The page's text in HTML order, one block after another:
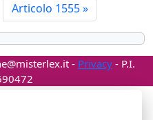
Articolo 1555»
- Privacy - P.I.